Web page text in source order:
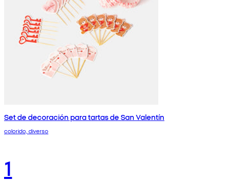
Set de decoración para tartas de San Valentín
colorido, diverso
1